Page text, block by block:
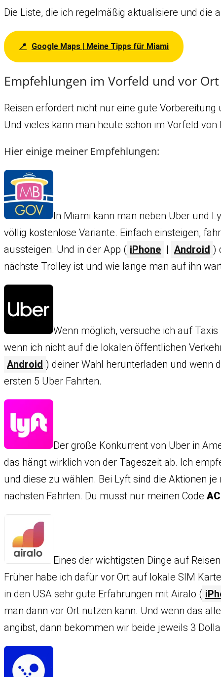
Die Liste, die ich regelmäßig aktualisiere und
Google Maps | Meine Tipps für Miami
Empfehlungen im Vorfeld und vor
Reisen erfordert nicht nur eine gute
Und vieles kann man heute schon im Vorfeld
Hier einige meiner Empfehlungen:
In Miami kann man neben Uber und
völlig kostenlose Variante. Einfach einsteigen,
aussteigen. Und in der App ( iPhone | Android )
nächste Trolley ist und wie lange man auf ihn
Wenn möglich, versuche ich auf
wenn ich nicht auf die lokalen öffentlichen
Android ) deiner Wahl herunterladen und wenn
ersten 5 Uber Fahrten.
Der große Konkurrent von Uber in
das hängt wirklich von der Tageszeit ab. Ich
und diese zu wählen. Bei Lyft sind die Aktionen
nächsten Fahrten. Du musst nur meinen Code
Eines der wichtigsten Dinge auf
Früher habe ich dafür vor Ort auf lokale SIM
in den USA sehr gute Erfahrungen mit Airalo (
man dann vor Ort nutzen kann. Und wenn das
angibst, dann bekommen wir beide jeweils 3